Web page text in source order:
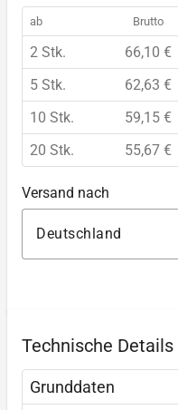
ab Brutto
2 Stk. 66,10 €
5 Stk.
62,63 €
10 Stk.
59,15 €
20 Stk.
55,67 €
Versand nach
Deutschland
Technische Details
Grunddaten